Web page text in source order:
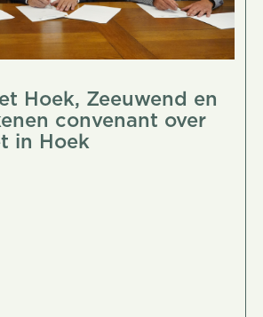
Hoek, Zeeuwend en
convenant over
in Hoek
meer